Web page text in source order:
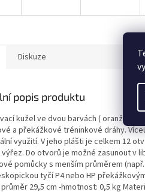
Diskuze
popis produktu
kužel ve dvou barvách ( oranžová
a překážkové tréninkové dráhy.
využití. V jeho plášti je celkem 12
Do otvorů je možné zasunout v
pomůcky s menším průměrem
tyčí P4 nebo HP
29,5 cm -hmotnost: 0,5 kg